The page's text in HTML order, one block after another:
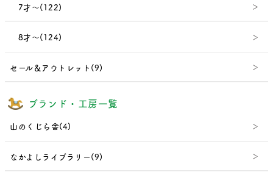
7才～(122)
8才～(124)
セール＆アウトレット(9)
ブランド・工房一覧
山のくじら舎(4)
なかよしライブラリー(9)